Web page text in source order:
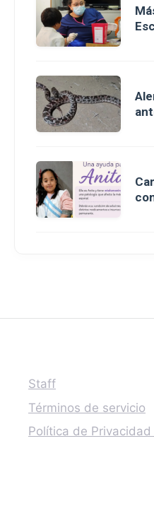
Staff
Términos de servicio
Política de